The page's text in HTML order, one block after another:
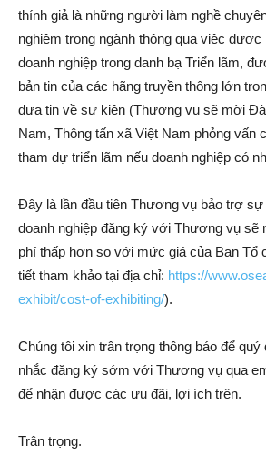
thính giả là những người làm nghề
nghiệm trong ngành thông qua việc
doanh nghiệp trong danh bạ Triển lãm,
bản tin của các hãng truyền thông lớn
đưa tin về sự kiện (Thương vụ sẽ mời
Nam, Thông tấn xã Việt Nam phỏng vấn
tham dự triển lãm nếu doanh nghiệp có
Đây là lần đầu tiên Thương vụ bảo trợ
doanh nghiệp đăng ký với Thương vụ sẽ
phí thấp hơn so với mức giá của Ban Tổ
tiết tham khảo tại địa chỉ: https://
exhibit/cost-of-exhibiting/).
Chúng tôi xin trân trọng thông báo để quý
nhắc đăng ký sớm với Thương vụ qua
để nhận được các ưu đãi, lợi ích trên.
Trân trọng.